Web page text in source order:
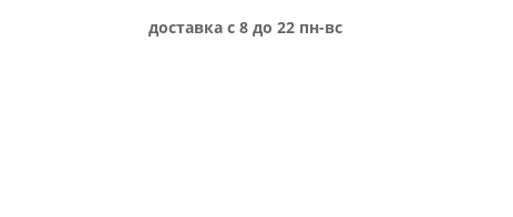
доставка с 8 до 22 пн-вс